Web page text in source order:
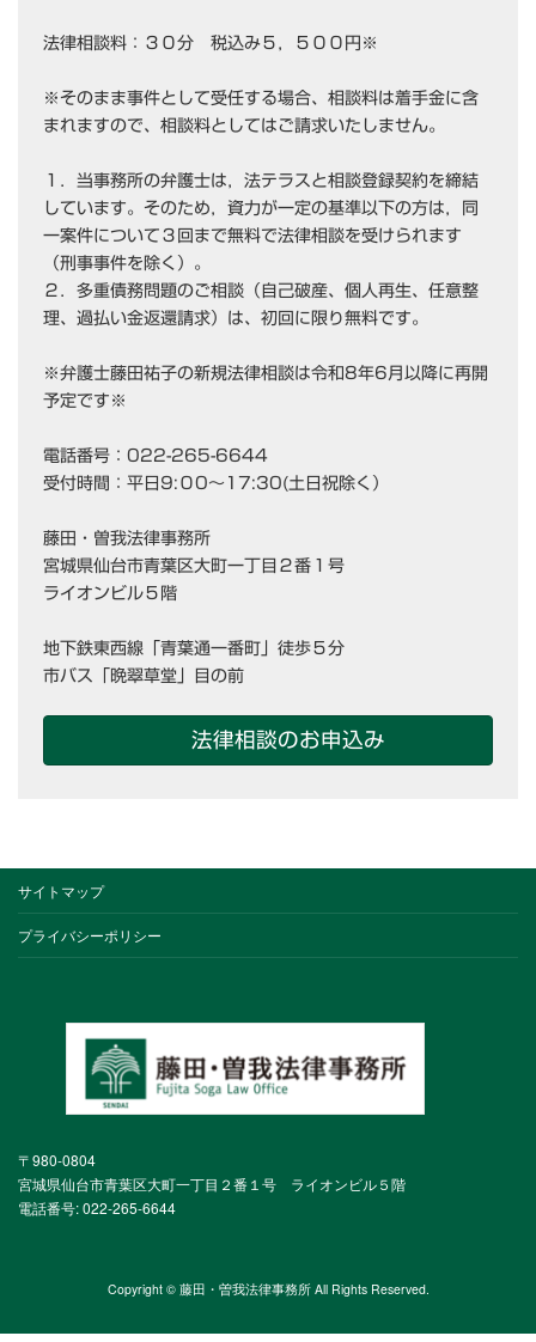
法律相談料：３０分 税込み５，５００円※
※そのまま事件として受任する場合、相談料は着手金に含
まれますので、相談料としてはご請求いたしません。
１．当事務所の弁護士は，法テラスと相談登録契約を締結
しています。そのため，資力が一定の基準以下の方は，同
一案件について３回まで無料で法律相談を受けられます
（刑事事件を除く）。
２．多重債務問題のご相談（自己破産、個人再生、任意整
理、過払い金返還請求）は、初回に限り無料です。
※弁護士藤田祐子の新規法律相談は令和8年6月以降に再開
予定です※
電話番号：022-265-6644
受付時間：平日9:０0～17:30(土日祝除く）
藤田・曽我法律事務所
宮城県仙台市青葉区大町一丁目２番１号
ライオンビル５階
地下鉄東西線「青葉通一番町」徒歩５分
市バス「晩翠草堂」目の前
法律相談のお申込み
サイトマップ
プライバシーポリシー
〒980-0804
宮城県仙台市青葉区大町一丁目２番１号 ライオンビル５階
電話番号: 022-265-6644
Copyright © 藤田・曽我法律事務所 All Rights Reserved.